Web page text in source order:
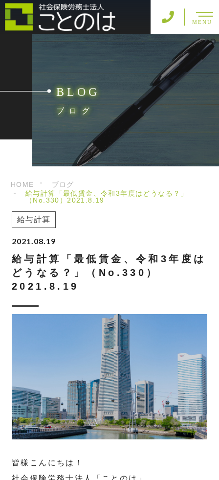
MENU
BLOG
ブログ
HOME
ブログ
給与計算「最低賃金、令和3年度はどうなる？」
（No.330）2021.8.19
給与計算
2021.08.19
給与計算「最低賃金、令和3年度は
どうなる？」（No.330）
2021.8.19
皆様こんにちは！
社会保険労務士法人「ことのは」